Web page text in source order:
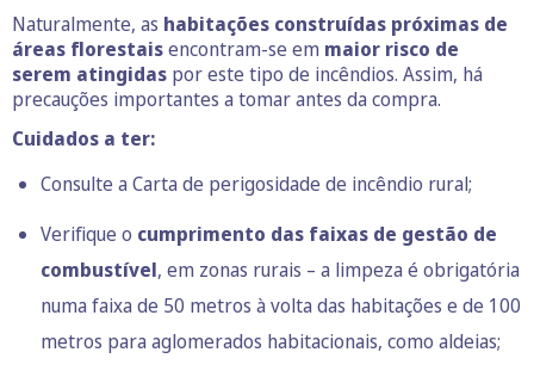
Naturalmente, as habitações construídas próximas de
áreas florestaisencontram-se em maior risco de
serem atingidas por este tipo de incêndios. Assim, há
precauções importantes a tomar antes da compra.
Cuidados a ter:
Consulte a Carta de perigosidade de incêndio rural;
Verifique o cumprimento das faixas de gestão de
combustível, em zonas rurais – a limpeza é obrigatória
numa faixa de 50 metros à volta das habitações e de 100
metros para aglomerados habitacionais, como aldeias;